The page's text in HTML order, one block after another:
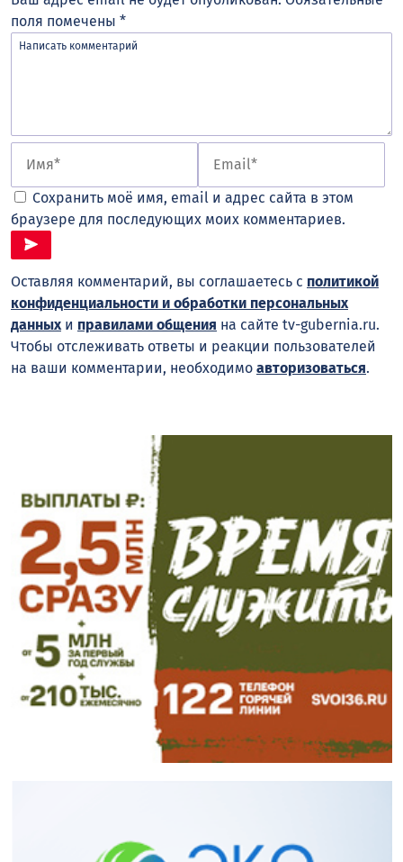
поля помечены *
Сохранить моё имя, email и адрес сайта в этом
браузере для последующих моих комментариев.
Оставляя комментарий, вы соглашаетесь с политикой
конфиденциальности и обработки персональных
данных и правилами общения на сайте tv-gubernia.ru.
Чтобы отслеживать ответы и реакции пользователей
на ваши комментарии, необходимо авторизоваться.